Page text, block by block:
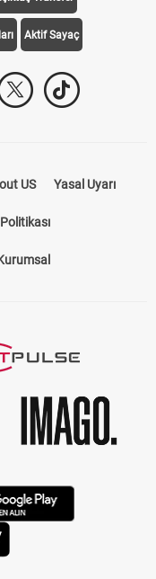
Aktif Sayaç
US Yasal Uyarı